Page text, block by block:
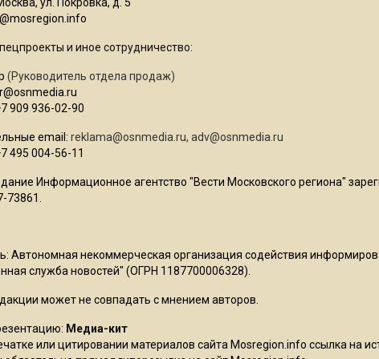
и иное сотрудничество:
(Руководитель отдела продаж)
909 936-02-90
email: reklama@osnmedia.ru, adv@osnmedia.ru
495 004-56-11
Информационное агентство "Вести Московского региона"
Автономная некоммерческая организация содействия
служба новостей" (ОГРН 1187700006328).
может не совпадать с мнением авторов.
Медиа-кит
или цитировании материалов сайта Mosregion.info ссылка на